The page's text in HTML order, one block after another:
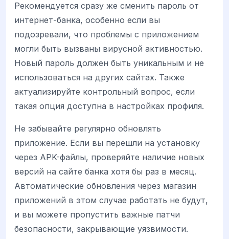
Рекомендуется сразу же сменить пароль от
интернет-банка, особенно если вы
подозревали, что проблемы с приложением
могли быть вызваны вирусной активностью.
Новый пароль должен быть уникальным и не
использоваться на других сайтах. Также
актуализируйте контрольный вопрос, если
такая опция доступна в настройках профиля.
Не забывайте регулярно обновлять
приложение. Если вы перешли на установку
через APK-файлы, проверяйте наличие новых
версий на сайте банка хотя бы раз в месяц.
Автоматические обновления через магазин
приложений в этом случае работать не будут,
и вы можете пропустить важные патчи
безопасности, закрывающие уязвимости.